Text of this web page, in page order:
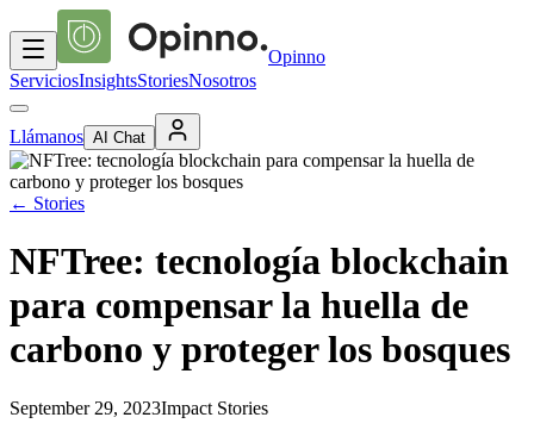
Opinno
ServiciosInsightsStoriesNosotros
Llámanos AI Chat
← Stories
NFTree: tecnología blockchain
para compensar la huella de
carbono y proteger los bosques
September 29, 2023Impact Stories